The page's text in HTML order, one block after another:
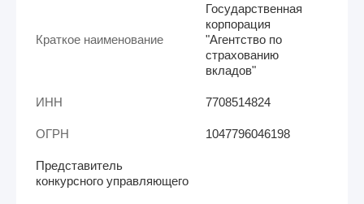
Краткое наименование
Государственная
корпорация
"Агентство по
страхованию
вкладов"
ИНН 7708514824
ОГРН 1047796046198
Представитель
конкурсного управляющего